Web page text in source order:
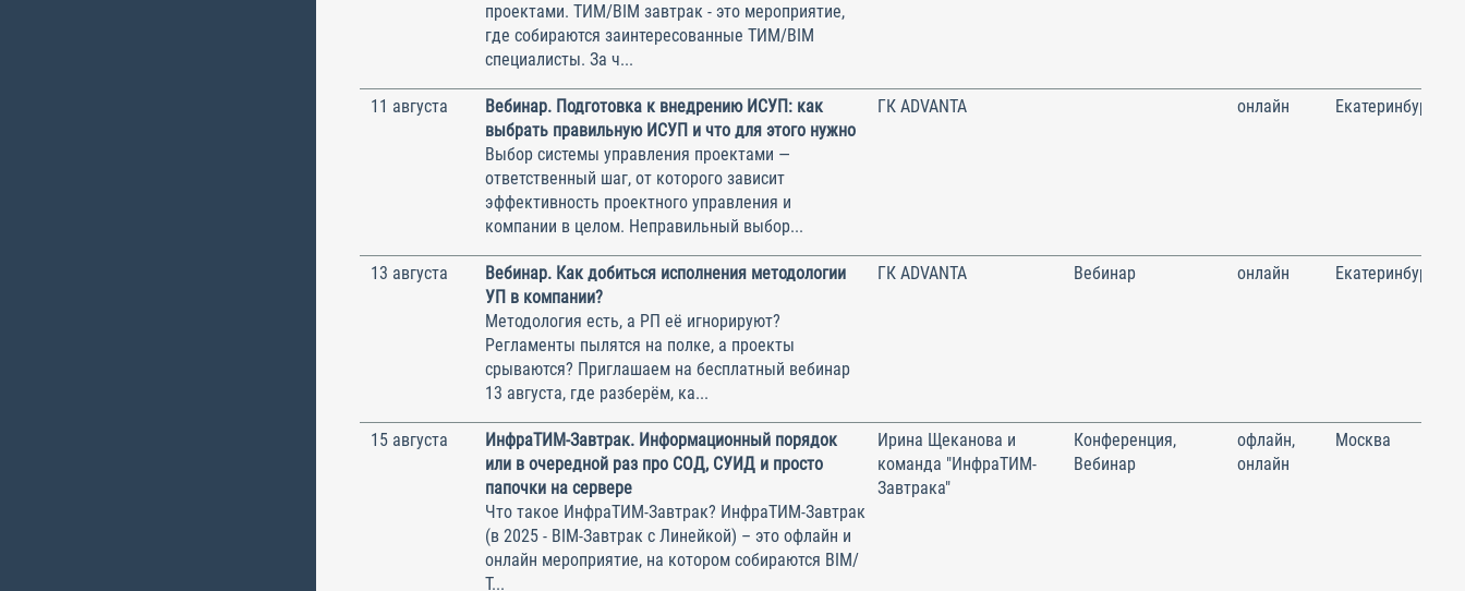
проектами. ТИМ/BIM завтрак - это мероприятие,
где собираются заинтересованные ТИМ/BIM
специалисты. За ч...
11 августа
Вебинар. Подготовка к внедрению ИСУП: как
выбрать правильную ИСУП и что для этого нужно
Выбор системы управления проектами —
ответственный шаг, от которого зависит
эффективность проектного управления и
компании в целом. Неправильный выбор...
ГК ADVANTA онлайн Екатеринбург
13 августа
Вебинар. Как добиться исполнения методологии
УП в компании?
Методология есть, а РП её игнорируют?
Регламенты пылятся на полке, а проекты
срываются? Приглашаем на бесплатный вебинар
13 августа, где разберём, ка...
ГК ADVANTA Вебинар онлайн Екатеринбург
15 августа
ИнфраТИМ-Завтрак. Информационный порядок
или в очередной раз про СОД, СУИД и просто
папочки на сервере
Что такое ИнфраТИМ-Завтрак? ИнфраТИМ-Завтрак
(в 2025 - BIM-Завтрак с Линейкой) – это офлайн и
онлайн мероприятие, на котором собираются BIM/
Т...
Ирина Щеканова и
команда "ИнфраТИМ-
Завтрака"
Конференция,
Вебинар
офлайн,
онлайн
Москва